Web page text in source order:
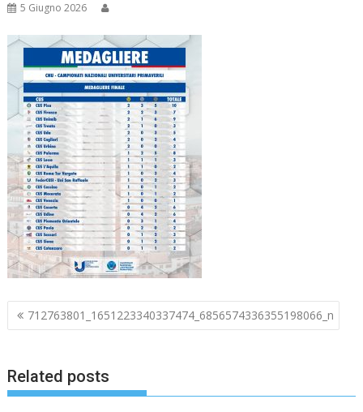
5 Giugno 2026
Navigazione
articoli
712763801_1651223340337474_6856574336355198066_n
Related posts